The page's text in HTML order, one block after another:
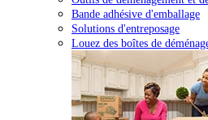
Bande adhésive d'emballage
Solutions d'entreposage
Louez des boîtes de